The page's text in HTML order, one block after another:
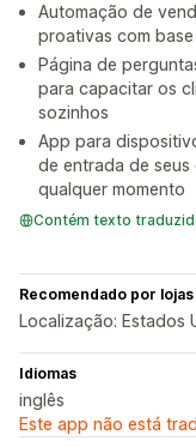
Automação de
proativas com
Página de
para capacitar os
sozinhos
App para
de entrada de seus
qualquer momento
Contém texto
Recomendado por
Localização: Estados
Idiomas
inglês
Este app não está